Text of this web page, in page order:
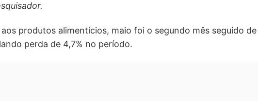
produtos alimentícios, maio foi o segundo mês seguido de
perda de 4,7% no período.